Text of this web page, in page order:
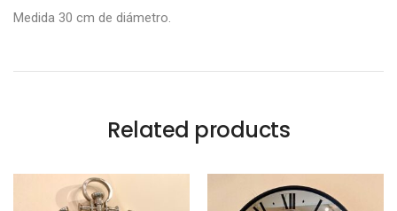
Medida 30 cm de diámetro.
Related products